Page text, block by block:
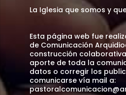
La Iglesia que somos y
Esta página web fue
de Comunicación
construcción
aporte de toda la
datos o corregir los
comunicarse vía mail a: